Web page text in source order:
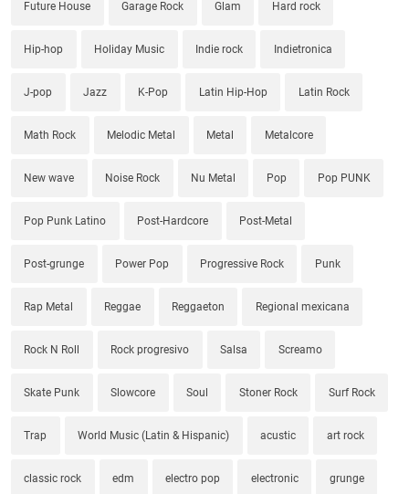
Future House Garage Rock Glam Hard rock
Hip-hop Holiday Music Indie rock Indietronica
J-pop Jazz K-Pop Latin Hip-Hop Latin Rock
Math Rock Melodic Metal Metal Metalcore
New wave Noise Rock Nu Metal Pop Pop PUNK
Pop Punk Latino Post-Hardcore Post-Metal
Post-grunge Power Pop Progressive Rock Punk
Rap Metal Reggae Reggaeton Regional mexicana
Rock N Roll Rock progresivo Salsa Screamo
Skate Punk Slowcore Soul Stoner Rock Surf Rock
Trap World Music (Latin & Hispanic) acustic art rock
classic rock edm electro pop electronic grunge